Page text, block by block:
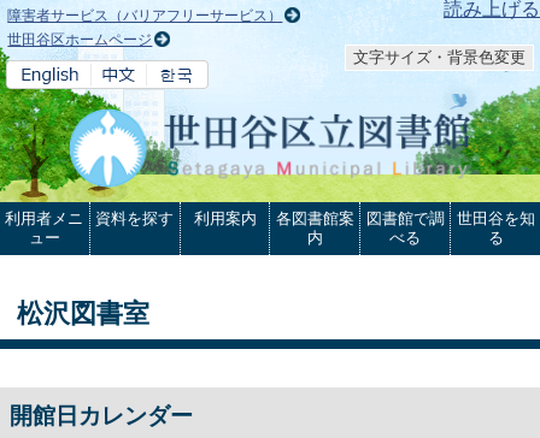
本文へ 読み上げる
障害者サービス（バリアフリーサービス）
世田谷区ホームページ
文字サイズ・背景色変更
利用者メニ
ュー
資料を探す 利用案内
各図書館案
内
図書館で調
べる
世田谷を知
る
松沢図書室
開館日カレンダー